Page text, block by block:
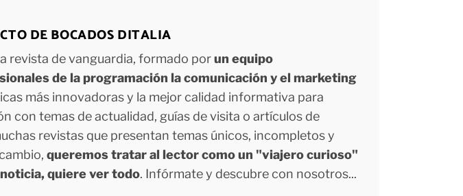
DE BOCADOS DITALIA
revista de vanguardia, formado porun equipo
de la programación la comunicación y el marketing
más innovadoras y la mejor calidad informativa para
con temas de actualidad, guías de visita o artículos de
revistas que presentan temas únicos, incompletos y
queremos tratar al lector como un "viajero curioso"
quiere ver todo. Infórmate y descubre con nosotros...